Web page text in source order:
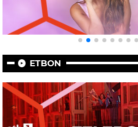
ETBON